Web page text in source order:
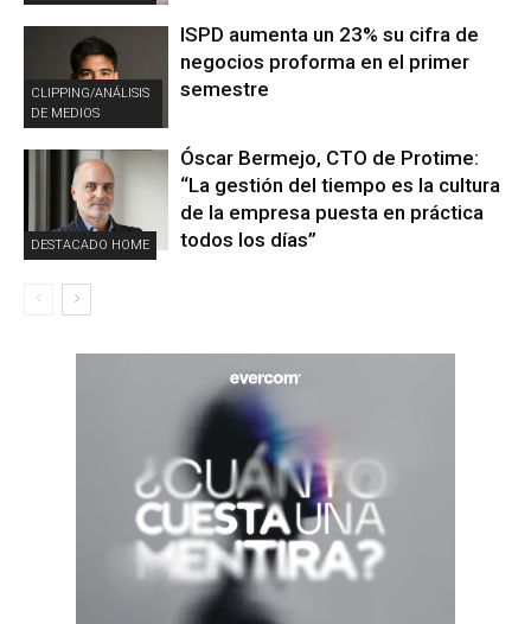
CLIPPING/ANÁLISIS
DE MEDIOS
ISPD aumenta un 23% su cifra de
negocios proforma en el primer
semestre
DESTACADO HOME
Óscar Bermejo, CTO de Protime:
“La gestión del tiempo es la cultura
de la empresa puesta en práctica
todos los días”